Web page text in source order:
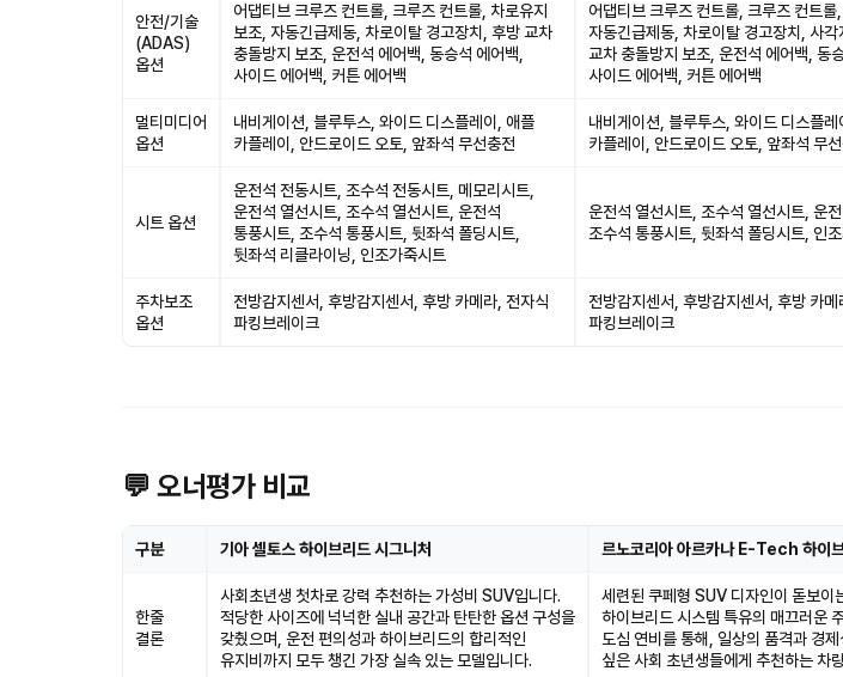
안전/기술
(ADAS)
옵션
어댑티브 크루즈 컨트롤, 크루즈 컨트롤, 차로유지
보조, 자동긴급제동, 차로이탈 경고장치, 후방 교차
충돌방지 보조, 운전석 에어백, 동승석 에어백,
사이드 에어백, 커튼 에어백
어댑티브 크루즈 컨트롤, 크루즈 컨트롤
자동긴급제동, 차로이탈 경고장치, 사
교차 충돌방지 보조, 운전석 에어백, 동
사이드 에어백, 커튼 에어백
멀티미디어
옵션
내비게이션, 블루투스, 와이드 디스플레이, 애플
카플레이, 안드로이드 오토, 앞좌석 무선충전
내비게이션, 블루투스, 와이드 디스플레
카플레이, 안드로이드 오토, 앞좌석 무
시트 옵션
운전석 전동시트, 조수석 전동시트, 메모리시트,
운전석 열선시트, 조수석 열선시트, 운전석
통풍시트, 조수석 통풍시트, 뒷좌석 폴딩시트,
뒷좌석 리클라이닝, 인조가죽시트
운전석 열선시트, 조수석 열선시트, 운전
조수석 통풍시트, 뒷좌석 폴딩시트, 인
주차보조
옵션
전방감지센서, 후방감지센서, 후방 카메라, 전자식
파킹브레이크
전방감지센서, 후방감지센서, 후방 카메
파킹브레이크
💬 오너평가 비교
구분 기아 셀토스 하이브리드 시그니처 르노코리아 아르카나 E-Tech 하이
한줄
결론
사회초년생 첫차로 강력 추천하는 가성비 SUV입니다.
적당한 사이즈에 넉넉한 실내 공간과 탄탄한 옵션 구성을
갖췄으며, 운전 편의성과 하이브리드의 합리적인
유지비까지 모두 챙긴 가장 실속 있는 모델입니다.
세련된 쿠페형 SUV 디자인이 돋보이
하이브리드 시스템 특유의 매끄러운
도심 연비를 통해, 일상의 품격과 경
싶은 사회 초년생들에게 추천하는 차